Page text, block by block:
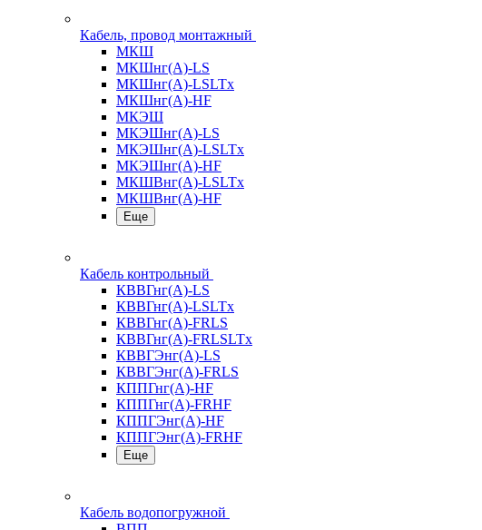
Кабель, провод монтажный
МКШ
МКШнг(А)-LS
МКШнг(А)-LSLTx
МКШнг(А)-HF
МКЭШ
МКЭШнг(А)-LS
МКЭШнг(А)-LSLTx
МКЭШнг(А)-HF
МКШВнг(A)-LSLTx
МКШВнг(А)-HF
Еще
Кабель контрольный
КВВГнг(А)-LS
КВВГнг(А)-LSLTx
КВВГнг(А)-FRLS
КВВГнг(А)-FRLSLTx
КВВГЭнг(А)-LS
КВВГЭнг(А)-FRLS
КППГнг(А)-HF
КППГнг(А)-FRHF
КППГЭнг(А)-HF
КППГЭнг(А)-FRHF
Еще
Кабель водопогружной